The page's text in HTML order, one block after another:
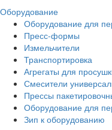
Оборудование
Оборудование для
Пресс-формы
Измельчители
Транспортировка
Агрегаты для
Смесители
Прессы
Оборудование для
Зип к оборудованию